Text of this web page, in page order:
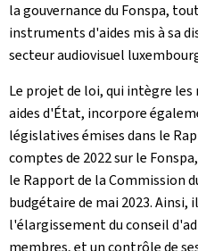
la gouvernance du Fonspa,
instruments d'aides mis à sa
secteur audiovisuel
Le projet de loi, qui intègre
aides d'État, incorpore
législatives émises dans le
comptes de 2022 sur le
le Rapport de la Commission
budgétaire de mai 2023.
l'élargissement du conseil
membres, et un contrôle de